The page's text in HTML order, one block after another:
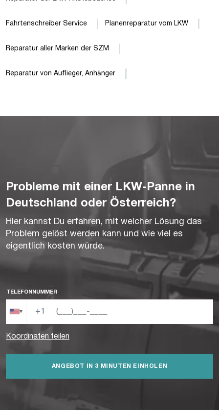
Fahrtenschreiber Service Planenreparatur vom LKW
Reparatur aller Marken der SZM
Reparatur von Auflieger, Anhänger
Probleme mit einer LKW-Panne in
Deutschland oder Österreich?
Hier kannst Du erfahren, mit welcher Lösung das
Problem gelöst werden kann und wie viel es
eigentlich kosten würde.
TELEFONNUMMER
▾ +1
Koordinaten teilen
ANGEBOT IN 3 MINUTEN EINHOLEN